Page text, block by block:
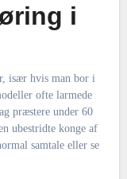
i
især hvis man bor i
ofte larmede
præstere under 60
ubestridte konge af
samtale eller se